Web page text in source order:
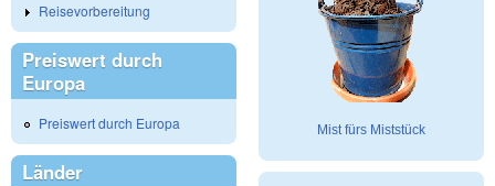
Reisevorbereitung
Preiswert durch
Europa
Preiswert durch Europa
Länder
Mist fürs Miststück